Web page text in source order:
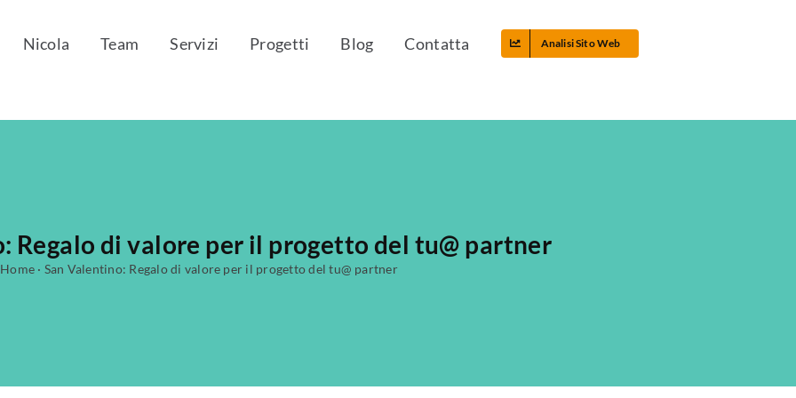
Nicola Team Servizi Progetti Blog Contatta Analisi Sito Web
Regalo di valore per il progetto del tu@ partner
Home · San Valentino: Regalo di valore per il progetto del tu@ partner